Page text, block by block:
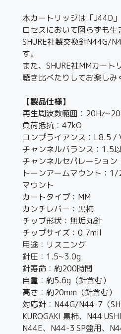
本カートリッジは「J44D
ロセスにおいて図らずも生
SHURE社製交換針N44G/
す。
また、SHURE社MMカー
聴き比べたりしてお楽しみ
【製品仕様】
再生周波数範囲：
負荷抵抗：47kΩ
コンプライアンス：L8.5 /
チャンネルバランス：1.5
チャンネルセパレーション
トーンアームマウント：
マウント
カートタイプ：MM
カンチレバー：黒柿
チップ形状：無垢丸針
チップサイズ：0.7mil
用途：リスニング
針圧：1.5~3.0g
針寿命：約200時間
自重：約5.6g（針含む）
高さ：約20mm（針含む）
対応針：N44G/N44-7（
KUROGAKI 黒柿、N44
N44E、N44-3 SP盤用、